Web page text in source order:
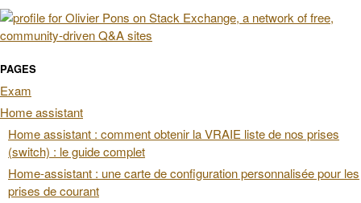
PAGES
Exam
Home assistant
Home assistant : comment obtenir la VRAIE liste de nos prises
(switch) : le guide complet
Home-assistant : une carte de configuration personnalisée pour les
prises de courant